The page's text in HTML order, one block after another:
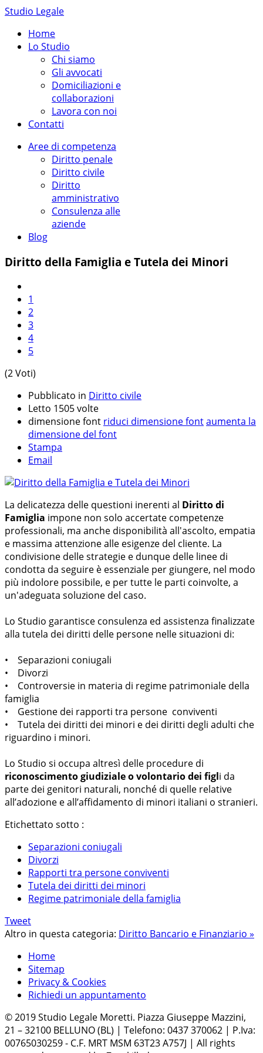
Studio Legale
Home
Lo Studio
Chi siamo
Gli avvocati
Domiciliazioni e
collaborazioni
Lavora con noi
Contatti
Aree di competenza
Diritto penale
Diritto civile
Diritto
amministrativo
Consulenza alle
aziende
Blog
Diritto della Famiglia e Tutela dei Minori
1
2
3
4
5
(2 Voti)
Pubblicato in Diritto civile
Letto 1505 volte
dimensione font riduci dimensione fontaumenta la
dimensione del font
Stampa
Email
La delicatezza delle questioni inerenti al Diritto di
Famiglia impone non solo accertate competenze
professionali, ma anche disponibilità all'ascolto, empatia
e massima attenzione alle esigenze del cliente. La
condivisione delle strategie e dunque delle linee di
condotta da seguire è essenziale per giungere, nel modo
più indolore possibile, e per tutte le parti coinvolte, a
un'adeguata soluzione del caso.
Lo Studio garantisce consulenza ed assistenza finalizzate
alla tutela dei diritti delle persone nelle situazioni di:
• Separazioni coniugali
• Divorzi
• Controversie in materia di regime patrimoniale della
famiglia
• Gestione dei rapporti tra persone conviventi
• Tutela dei diritti dei minori e dei diritti degli adulti che
riguardino i minori.
Lo Studio si occupa altresì delle procedure di
riconoscimento giudiziale o volontario dei figli da
parte dei genitori naturali, nonché di quelle relative
all’adozione e all’affidamento di minori italiani o stranieri.
Etichettato sotto :
Separazioni coniugali
Divorzi
Rapporti tra persone conviventi
Tutela dei diritti dei minori
Regime patrimoniale della famiglia
Tweet
Altro in questa categoria: Diritto Bancario e Finanziario »
Home
Sitemap
Privacy & Cookies
Richiedi un appuntamento
© 2019 Studio Legale Moretti. Piazza Giuseppe Mazzini,
21 – 32100 BELLUNO (BL) | Telefono: 0437 370062 | P.Iva:
00765030259 - C.F. MRT MSM 63T23 A757J | All rights